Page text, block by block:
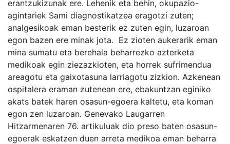
erantzukizunak ere. Lehenik eta behin, okupazio-
agintariek Sami diagnostikatzea eragotzi zuten;
analgesikoak eman besterik ez zuten egin, luzaroan
egon bazen ere minak jota. Ez zioten aukerarik eman
mina sumatu eta berehala beharrezko azterketa
medikoak egin ziezazkioten, eta horrek sufrimendua
areagotu eta gaixotasuna larriagotu zizkion. Azkenean
ospitalera eraman zutenean ere, ebakuntzan eginiko
akats batek haren osasun-egoera kaltetu, eta koman
egon zen luzaroan. Genevako Laugarren
Hitzarmenaren 76. artikuluak dio preso baten osasun-
egoerak eskatzen duen arreta medikoa eman beharra